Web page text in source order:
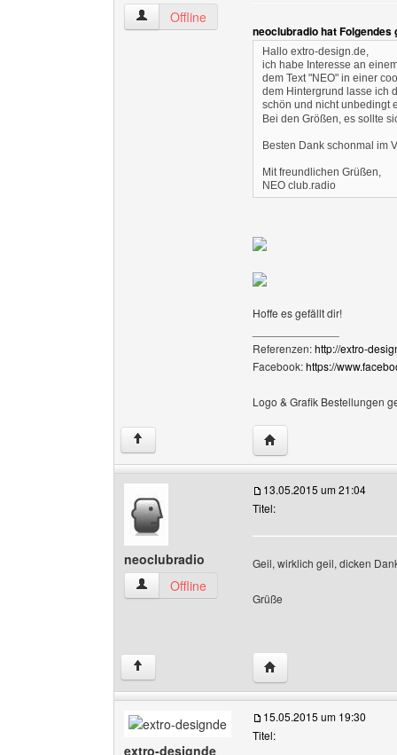
extro-designde Benutzer-Profile anzeigen
Offline
neoclubradio hat Folgendes
Hallo extro-design.de,
ich habe Interesse an
dem Text "NEO" in einer
dem Hintergrund lasse ich
schön und nicht unbedingt
Bei den Größen, es sollte
Besten Dank schonmal im
Mit freundlichen Grüßen,
NEO club.radio
Hoffe es gefällt dir!
Referenzen:http://extro-
Facebook:https://
Logo & Grafik Bestellungen
↑ Website dieses
neoclubradio
neoclubradio Benutzer-Profile anzeigen
Offline
13.05.2015 um 21:04
Titel:
Geil, wirklich geil, dicken
Grüße
↑ Website dieses
extro-designde
15.05.2015 um 19:30
Titel: